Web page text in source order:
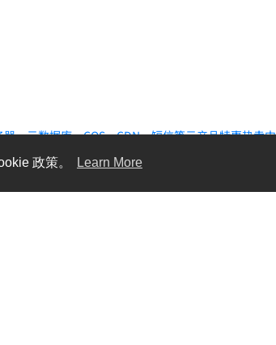
政策。 Learn More
、云数据库、COS、CDN、短信等云产品特惠热卖